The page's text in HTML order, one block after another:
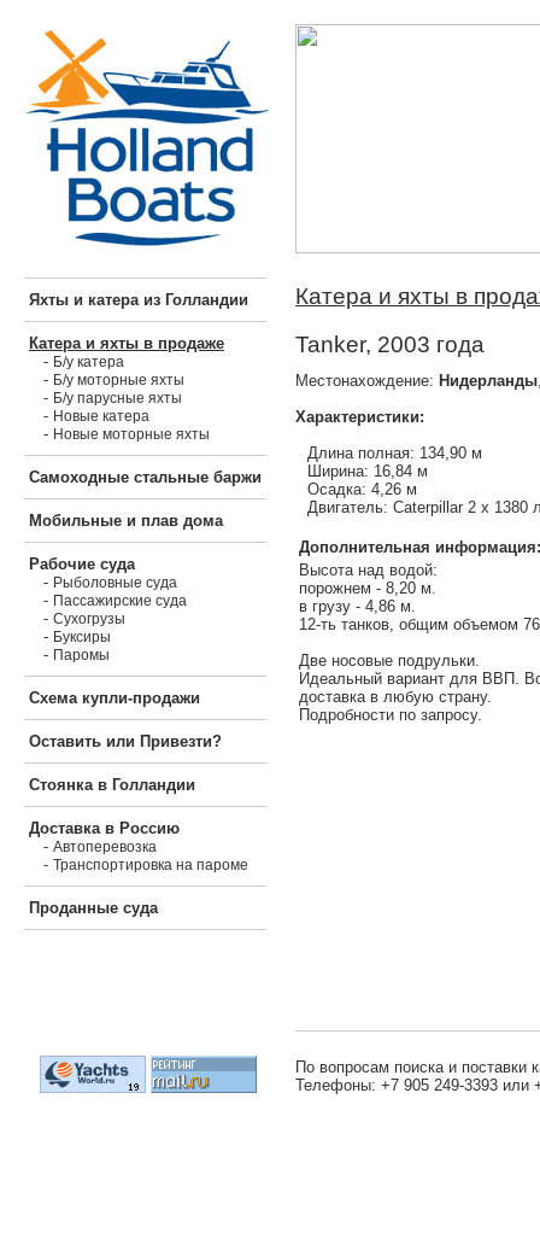
Яхты и катера из Голландии
Катера и яхты в продаже
- Б/у катера
- Б/у моторные яхты
- Б/у парусные яхты
- Новые катера
- Новые моторные яхты
Самоходные стальные баржи
Мобильные и плав дома
Рабочие суда
- Рыболовные суда
- Пассажирские суда
- Сухогрузы
- Буксиры
- Паромы
Схема купли-продажи
Оставить или Привезти?
Стоянка в Голландии
Доставка в Россию
- Автоперевозка
- Транспортировка на пароме
Проданные суда
Катера и яхты в
Tanker, 2003 года
Местонахождение: Нидерланды
Характеристики:
Длина полная: 134,90 м
Ширина: 16,84 м
Осадка: 4,26 м
Двигатель: Caterpillar 2 х 1380
Дополнительная информация:
Высота над водой:
порожнем - 8,20 м.
в грузу - 4,86 м.
12-ть танков, общим объемом
Две носовые подрульки.
Идеальный вариант для ВВП.
доставка в любую страну.
Подробности по запросу.
По вопросам поиска и поставки
Телефоны: +7 905 249-3393 или